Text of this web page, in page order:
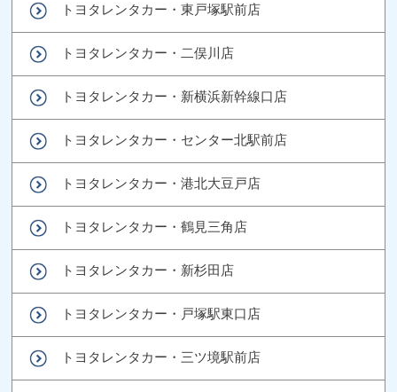
トヨタレンタカー・東戸塚駅前店
トヨタレンタカー・二俣川店
トヨタレンタカー・新横浜新幹線口店
トヨタレンタカー・センター北駅前店
トヨタレンタカー・港北大豆戸店
トヨタレンタカー・鶴見三角店
トヨタレンタカー・新杉田店
トヨタレンタカー・戸塚駅東口店
トヨタレンタカー・三ツ境駅前店